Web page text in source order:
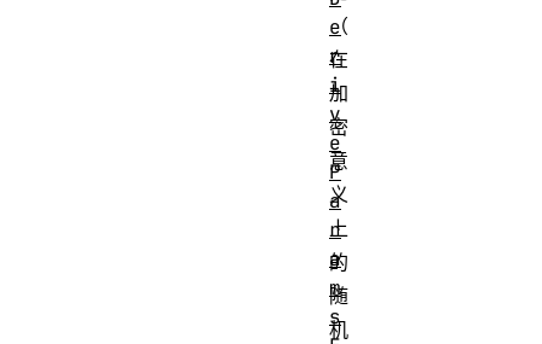
（
在
加
密
意
义
上
的
随
机
e
r
i
v
e
P
a
r
a
m
s